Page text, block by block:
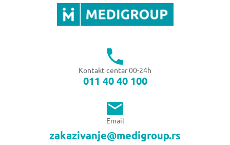
Kontakt centar 00-24h
011 40 40 100
Email
zakazivanje@medigroup.rs